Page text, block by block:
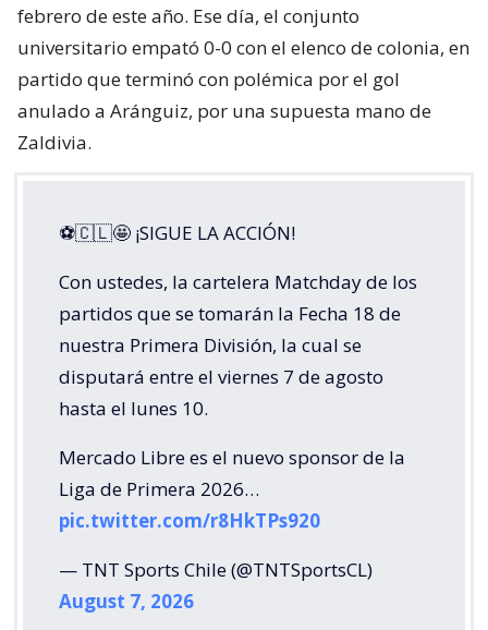
febrero de este año. Ese día, el conjunto
universitario empató 0-0 con el elenco de colonia, en
partido que terminó con polémica por el gol
anulado a Aránguiz, por una supuesta mano de
Zaldivia.
⚽🇨🇱🤩 ¡SIGUE LA ACCIÓN!
Con ustedes, la cartelera Matchday de los
partidos que se tomarán la Fecha 18 de
nuestra Primera División, la cual se
disputará entre el viernes 7 de agosto
hasta el lunes 10.
Mercado Libre es el nuevo sponsor de la
Liga de Primera 2026…
pic.twitter.com/r8HkTPs920
— TNT Sports Chile (@TNTSportsCL)
August 7, 2026